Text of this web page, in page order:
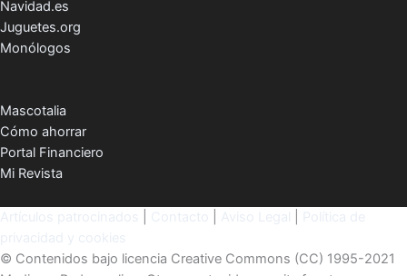
Navidad.es
Juguetes.org
Monólogos
Mascotalia
Cómo ahorrar
Portal Financiero
Mi Revista
© Contenidos bajo licencia Creative Commons (CC) 1995-2021